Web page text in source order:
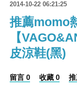
2014-10-22 06:21:25
推薦momo
【
皮涼鞋(黑)
留言 0 收藏 0